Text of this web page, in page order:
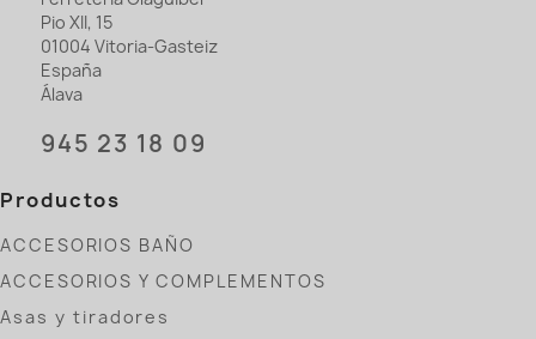
Pio XII, 15
01004 Vitoria-Gasteiz
España
Álava
945 23 18 09
Productos
ACCESORIOS BAÑO
ACCESORIOS Y COMPLEMENTOS
Asas y tiradores